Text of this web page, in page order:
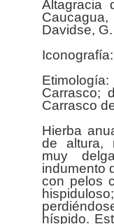
Altagracia
Davidse,
Carrasco;
Carrasco
Hierba
de altura,
muy
indumento
con pelos
híspido.